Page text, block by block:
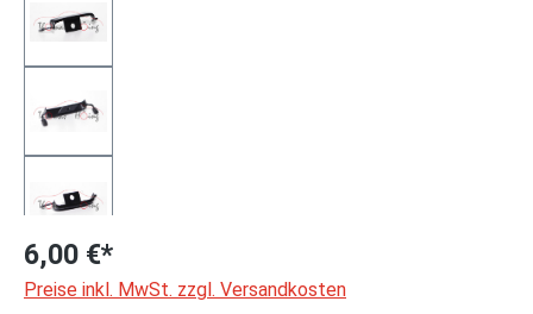
6,00 €*
Preise inkl. MwSt. zzgl. Versandkosten